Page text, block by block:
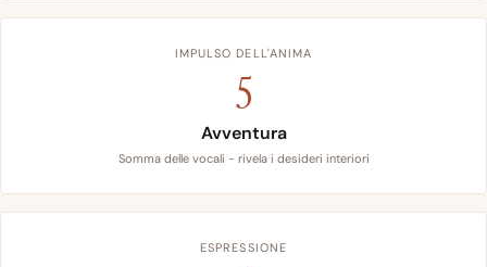
IMPULSO DELL'ANIMA
5
Avventura
Somma delle vocali - rivela i desideri interiori
ESPRESSIONE